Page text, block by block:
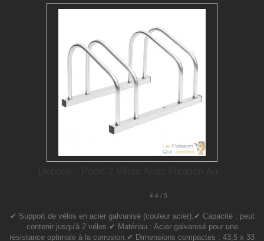
4.4 / 5
✔ Support de vélos en acier galvanisé (couleur acier).✔ Capacité : peut
contenir jusqu'à 2 vélos.✔ Matériau : Acier galvanisé pour une
résistance optimale à la corrosion.✔ Dimensions compactes : 43,5 x 33